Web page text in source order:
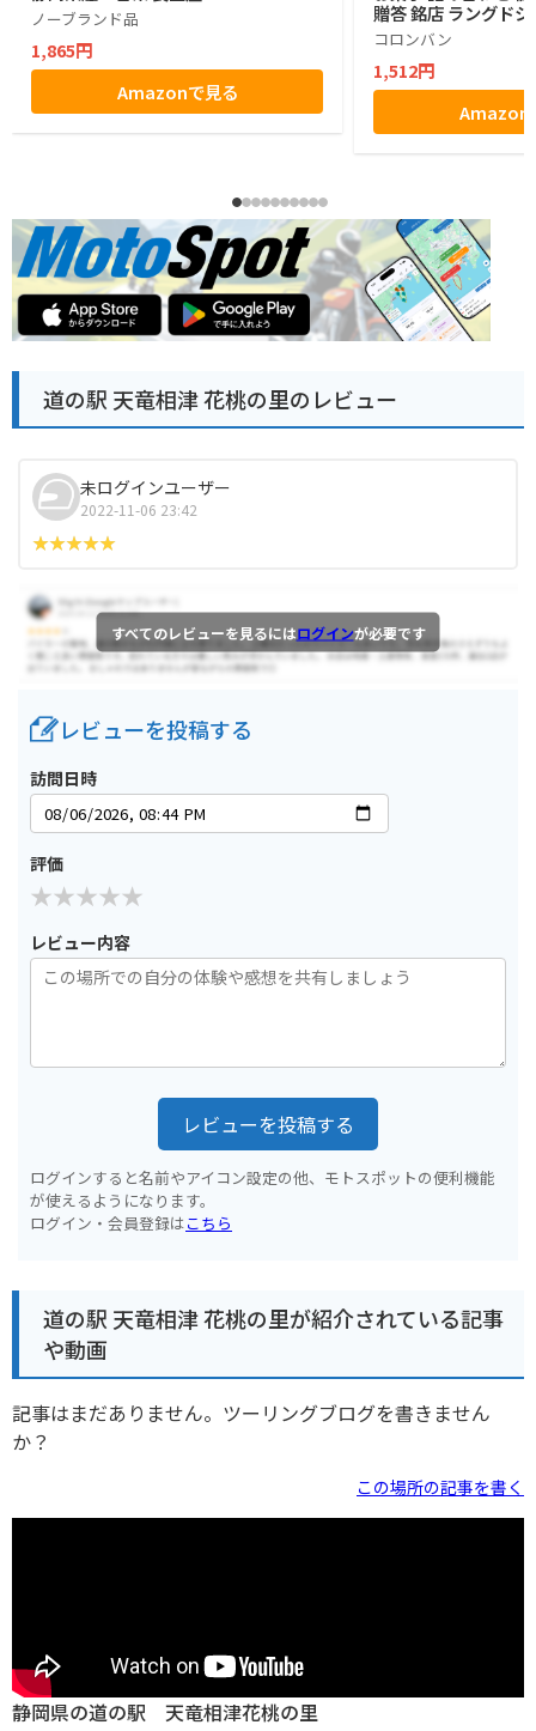
ノーブランド品
1,865円
Amazonで見る
贈答 銘店 ラングド
コロンバン
1,512円
Amazon
道の駅 天竜相津 花桃の里のレビュー
未ログインユーザー
2022-11-06 23:42
すべてのレビューを見るにはログインが必要です
レビューを投稿する
訪問日時
評価
レビュー内容
レビューを投稿する
ログインすると名前やアイコン設定の他、モトスポットの便利機能
が使えるようになります。
ログイン・会員登録はこちら
道の駅 天竜相津 花桃の里が紹介されている記事
や動画
記事はまだありません。ツーリングブログを書きません
か？
この場所の記事を書く
静岡県の道の駅 天竜相津花桃の里